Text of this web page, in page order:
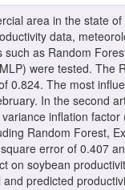
area in the state
data,
as Random
were tested. The
0.824. The most
In the second
inflation
Random Forest,
error of 0.407
on soybean
predicted